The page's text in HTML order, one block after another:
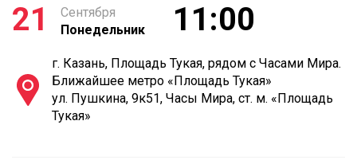
21
Сентября
Понедельник
11:00
г. Казань, Площадь Тукая, рядом с Часами Мира.
Ближайшее метро «Площадь Тукая»
ул. Пушкина, 9к51, Часы Мира, ст. м. «Площадь
Тукая»